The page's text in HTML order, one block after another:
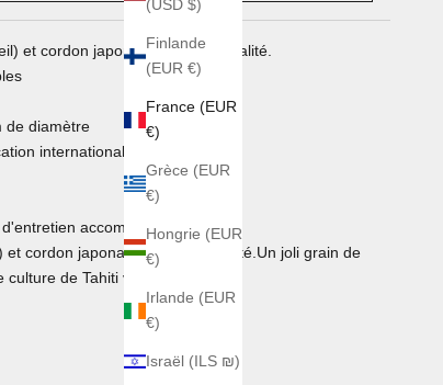
(USD $)
Finlande
(EUR €)
France (EUR
€)
Grèce (EUR
€)
Hongrie (EUR
€)
Irlande (EUR
€)
Israël (ILS ₪)
et cordon japonais de haute qualité.
de diamètre
internationale AAA
accompagnent le bijou
cordon japonais de haute qualité.Un joli grain de
de Tahiti vert et rose.